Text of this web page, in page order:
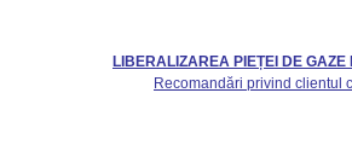
LIBERALIZAREA PIEȚEI DE GAZE
Recomandări privind clientul